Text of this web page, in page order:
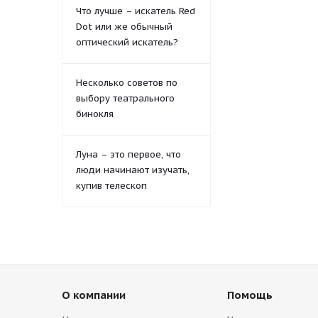
Что лучше – искатель Red
Dot или же обычный
оптический искатель?
Несколько советов по
выбору театрального
бинокля
Луна – это первое, что
люди начинают изучать,
купив телескоп
О компании Помощь